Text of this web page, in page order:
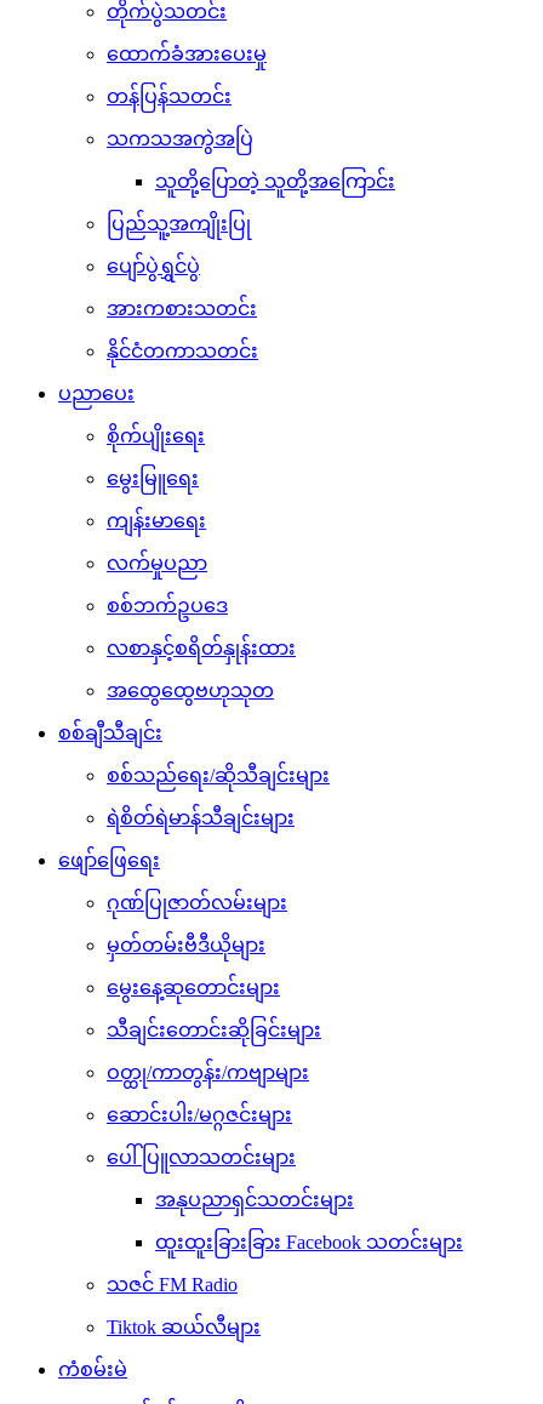
တိုက်ပွဲသတင်း
ထောက်ခံအားပေးမှု
တန်ပြန်သတင်း
သကသအကွဲအပြဲ
သူတို့ပြောတဲ့ သူတို့အကြောင်း
ပြည်သူ့အကျိုးပြု
ပျော်ပွဲရွှင်ပွဲ
အားကစားသတင်း
နိုင်ငံတကာသတင်း
ပညာပေး
စိုက်ပျိုးရေး
မွေးမြူရေး
ကျန်းမာရေး
လက်မှုပညာ
စစ်ဘက်ဥပဒေ
လစာနှင့်စရိတ်နှုန်းထား
အထွေထွေဗဟုသုတ
စစ်ချီသီချင်း
စစ်သည်ရေး/ဆိုသီချင်းများ
ရဲစိတ်ရဲမာန်သီချင်းများ
ဖျော်ဖြေရေး
ဂုဏ်ပြုဇာတ်လမ်းများ
မှတ်တမ်းဗီဒီယိုများ
မွေးနေ့ဆုတောင်းများ
သီချင်းတောင်းဆိုခြင်းများ
ဝတ္ထု/ကာတွန်း/ကဗျာများ
ဆောင်းပါး/မဂ္ဂဇင်းများ
ပေါ်ပြူလာသတင်းများ
အနုပညာရှင်သတင်းများ
ထူးထူးခြားခြား Facebook သတင်းများ
သဇင် FM Radio
Tiktok ဆယ်လီများ
ကံစမ်းမဲ